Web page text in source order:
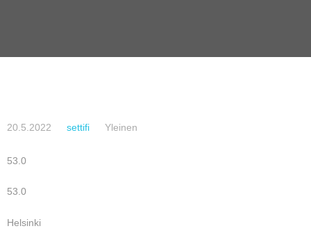
20.5.2022 settifi Yleinen
53.0
53.0
Helsinki